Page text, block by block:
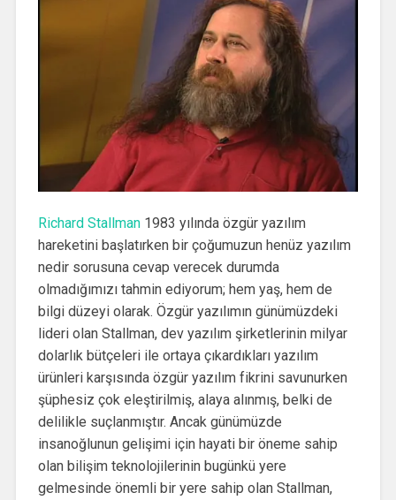
Richard Stallman1983 yılında özgür yazılım
hareketini başlatırken bir çoğumuzun henüz yazılım
nedir sorusuna cevap verecek durumda
olmadığımızı tahmin ediyorum; hem yaş, hem de
bilgi düzeyi olarak. Özgür yazılımın günümüzdeki
lideri olan Stallman, dev yazılım şirketlerinin milyar
dolarlık bütçeleri ile ortaya çıkardıkları yazılım
ürünleri karşısında özgür yazılım fikrini savunurken
şüphesiz çok eleştirilmiş, alaya alınmış, belki de
delilikle suçlanmıştır. Ancak günümüzde
insanoğlunun gelişimi için hayati bir öneme sahip
olan bilişim teknolojilerinin bugünkü yere
gelmesinde önemli bir yere sahip olan Stallman,